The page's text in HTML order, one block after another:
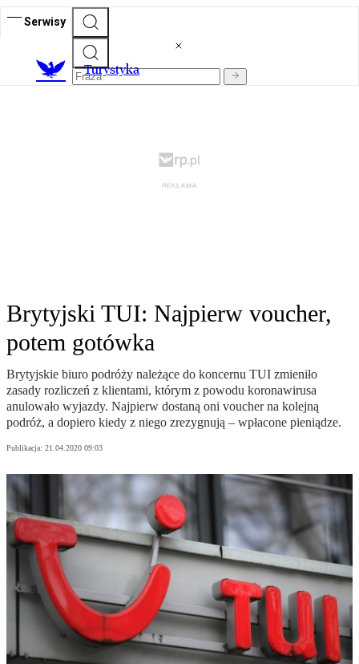
Serwisy
Turystyka
Brytyjski TUI: Najpierw voucher,
potem gotówka
Brytyjskie biuro podróży należące do koncernu TUI zmieniło
zasady rozliczeń z klientami, którym z powodu koronawirusa
anulowało wyjazdy. Najpierw dostaną oni voucher na kolejną
podróż, a dopiero kiedy z niego zrezygnują – wpłacone pieniądze.
Publikacja: 21.04.2020 09:03